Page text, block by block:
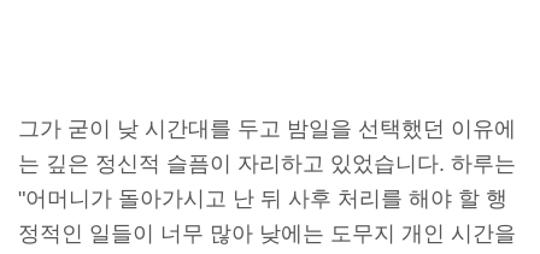
그가 굳이 낮 시간대를 두고 밤일을 선택했던 이유에
는 깊은 정신적 슬픔이 자리하고 있었습니다. 하루는
"어머니가 돌아가시고 난 뒤 사후 처리를 해야 할 행
정적인 일들이 너무 많아 낮에는 도무지 개인 시간을